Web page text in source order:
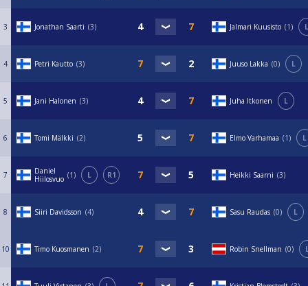
3 Jonathan Saarti 3 Jalmari Kuusisto 1 L
4 Petri Kautto 3 Juuso Lakka 0 L
5 Jani Halonen 3 Juha Itkonen L
6 Tomi Mälkki 2 Elmo Varhamaa 1 L
7
Daniel
Hiilosvuo
1 L R1 Heikki Saarni 3
8 Siiri Davidsson 4 Sasu Raudas 0 L
10 Timo Kuosmanen 2 Robin Snellman 0